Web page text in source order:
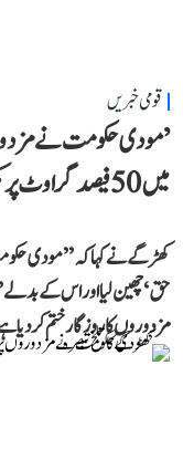
قومی خبریں
’مودی حکومت نے
میں 50 فیصد گراوٹ پر کھڑگے کا تلخ تبصرہ
کھڑگے نے کہا کہ ’’مودی
مزدوروں کا روزگار ختم کر دیا